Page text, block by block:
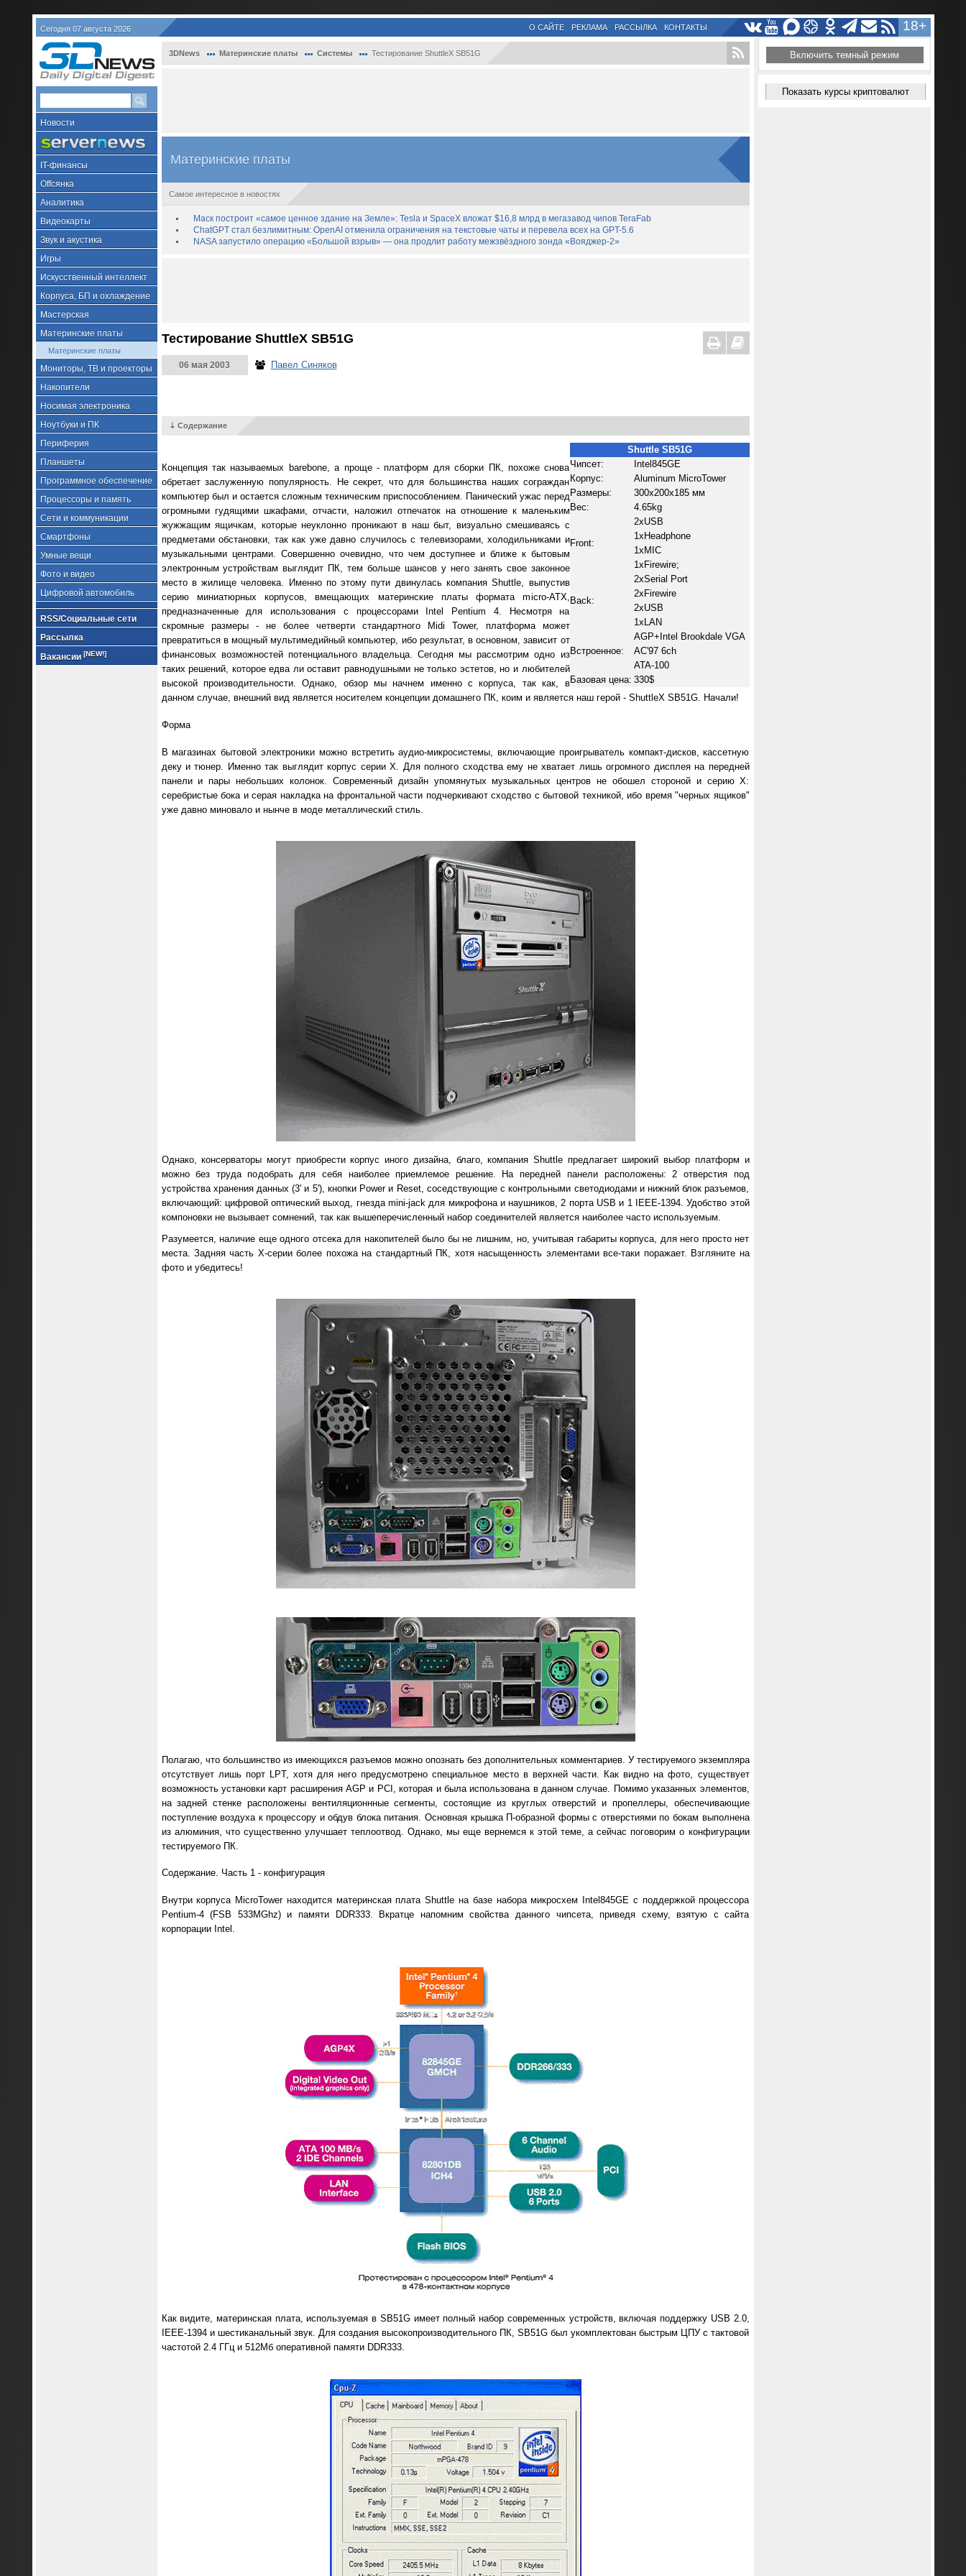
Сегодня 07 августа 2026 18+
О САЙТЕ РЕКЛАМА РАССЫЛКА КОНТАКТЫ
Новости
IT-финансы
Offсянка
Аналитика
Видеокарты
Звук и акустика
Игры
Искусственный интеллект
Корпуса, БП и охлаждение
Мастерская
Материнские платы
Материнские платы
Мониторы, ТВ и проекторы
Накопители
Носимая электроника
Ноутбуки и ПК
Периферия
Планшеты
Программное обеспечение
Процессоры и память
Сети и коммуникации
Смартфоны
Умные вещи
Фото и видео
Цифровой автомобиль
RSS/Социальные сети
Рассылка
Вакансии [NEW!]
3DNews Материнские платы Системы Тестирование ShuttleX SB51G
Материнские платы
Самое интересное в новостях
Маск построит «самое ценное здание на Земле»: Tesla и SpaceX вложат $16,8 млрд в мегазавод чипов TeraFab
ChatGPT стал безлимитным: OpenAI отменила ограничения на текстовые чаты и перевела всех на GPT-5.6
NASA запустило операцию «Большой взрыв» — она продлит работу межзвёздного зонда «Вояджер-2»
Тестирование ShuttleX SB51G
06 мая 2003 Павел Синяков
⇣ Содержание
Shuttle SB51G
Чипсет:
Intel845GE
Корпус:
Aluminum MicroTower
Размеры:
300x200x185 мм
Вес:
4.65kg
Front:
2xUSB
1xHeadphone
1xMIC
1xFirewire;
Back:
2xSerial Port
2xFirewire
2xUSB
1xLAN
Встроенное:
AGP+Intel Brookdale VGA
AC'97 6ch
ATA-100
Базовая цена: 330$
Концепция так называемых barebone, а проще - платформ для сборки ПК, похоже снова
обретает заслуженную популярность. Не секрет, что для большинства наших сограждан
компьютер был и остается сложным техническим приспособлением. Панический ужас перед
огромными гудящими шкафами, отчасти, наложил отпечаток на отношение к маленьким
жужжащим ящичкам, которые неуклонно проникают в наш быт, визуально смешиваясь с
предметами обстановки, так как уже давно случилось с телевизорами, холодильниками и
музыкальными центрами. Совершенно очевидно, что чем доступнее и ближе к бытовым
электронным устройствам выглядит ПК, тем больше шансов у него занять свое законное
место в жилище человека. Именно по этому пути двинулась компания Shuttle, выпустив
серию миниатюрных корпусов, вмещающих материнские платы формата micro-ATX,
предназначенные для использования с процессорами Intel Pentium 4. Несмотря на
скромные размеры - не более четверти стандартного Midi Tower, платформа может
превратиться в мощный мультимедийный компьютер, ибо результат, в основном, зависит от
финансовых возможностей потенциального владельца. Сегодня мы рассмотрим одно из
таких решений, которое едва ли оставит равнодушными не только эстетов, но и любителей
высокой производительности. Однако, обзор мы начнем именно с корпуса, так как, в
данном случае, внешний вид является носителем концепции домашнего ПК, коим и является наш герой - ShuttleX SB51G. Начали!
Форма
В магазинах бытовой электроники можно встретить аудио-микросистемы, включающие проигрыватель компакт-дисков, кассетную
деку и тюнер. Именно так выглядит корпус серии Х. Для полного сходства ему не хватает лишь огромного дисплея на передней
панели и пары небольших колонок. Современный дизайн упомянутых музыкальных центров не обошел стороной и серию Х:
серебристые бока и серая накладка на фронтальной части подчеркивают сходство с бытовой техникой, ибо время "черных ящиков"
уже давно миновало и нынче в моде металлический стиль.
Однако, консерваторы могут приобрести корпус иного дизайна, благо, компания Shuttle предлагает широкий выбор платформ и
можно без труда подобрать для себя наиболее приемлемое решение. На передней панели расположены: 2 отверстия под
устройства хранения данных (3' и 5'), кнопки Power и Reset, соседствующие с контрольными светодиодами и нижний блок разъемов,
включающий: цифровой оптический выход, гнезда mini-jack для микрофона и наушников, 2 порта USB и 1 IEEE-1394. Удобство этой
компоновки не вызывает сомнений, так как вышеперечисленный набор соединителей является наиболее часто используемым.
Разумеется, наличие еще одного отсека для накопителей было бы не лишним, но, учитывая габариты корпуса, для него просто нет
места. Задняя часть Х-серии более похожа на стандартный ПК, хотя насыщенность элементами все-таки поражает. Взгляните на
фото и убедитесь!
Полагаю, что большинство из имеющихся разъемов можно опознать без дополнительных комментариев. У тестируемого экземпляра
отсутствует лишь порт LPT, хотя для него предусмотрено специальное место в верхней части. Как видно на фото, существует
возможность установки карт расширения AGP и PCI, которая и была использована в данном случае. Помимо указанных элементов,
на задней стенке расположены вентиляционнные сегменты, состоящие из круглых отверстий и пропеллеры, обеспечивающие
поступление воздуха к процессору и обдув блока питания. Основная крышка П-образной формы с отверстиями по бокам выполнена
из алюминия, что существенно улучшает теплоотвод. Однако, мы еще вернемся к этой теме, а сейчас поговорим о конфигурации
тестируемого ПК.
Содержание. Часть 1 - конфигурация
Внутри корпуса MicroTower находится материнская плата Shuttle на базе набора микросхем Intel845GE с поддержкой процессора
Pentium-4 (FSB 533MGhz) и памяти DDR333. Вкратце напомним свойства данного чипсета, приведя схему, взятую с сайта
корпорации Intel.
Как видите, материнская плата, используемая в SB51G имеет полный набор современных устройств, включая поддержку USB 2.0,
IEEE-1394 и шестиканальный звук. Для создания высокопроизводительного ПК, SB51G был укомплектован быстрым ЦПУ с тактовой
частотой 2.4 ГГц и 512Мб оперативной памяти DDR333.
Включить темный режим
Показать курсы криптовалют